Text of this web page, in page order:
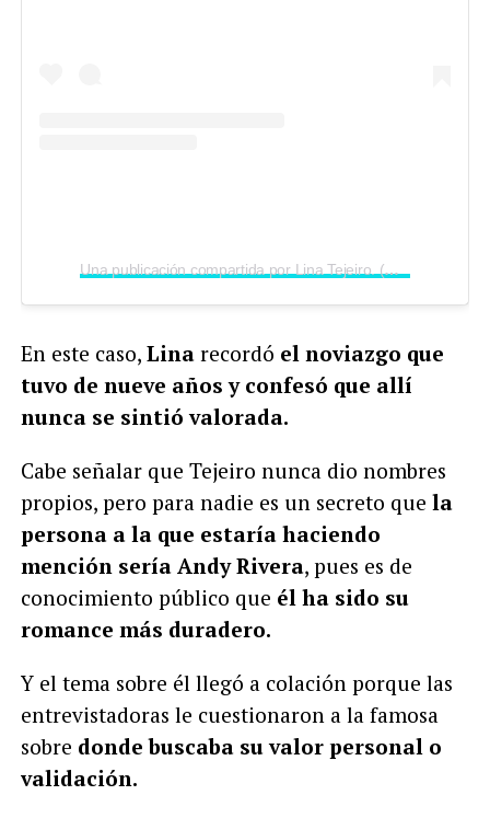
Una publicación compartida por Lina Tejeiro. (@linatejeiro)
En este caso, Linarecordó el noviazgo que
tuvo de nueve años y confesó que allí
nunca se sintió valorada.
Cabe señalar que Tejeiro nunca dio nombres
propios, pero para nadie es un secreto que la
persona a la que estaría haciendo
mención sería Andy Rivera, pues es de
conocimiento público que él ha sido su
romance más duradero.
Y el tema sobre él llegó a colación porque las
entrevistadoras le cuestionaron a la famosa
sobre donde buscaba su valor personal o
validación.